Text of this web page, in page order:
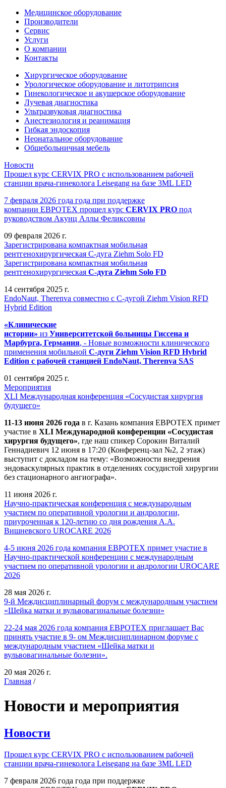
Медицинское оборудование
Производители
Сервис
Услуги
О компании
Контакты
Хирургическое оборудование
Урологическое оборудование и литотрипсия
Гинекологическое и акушерское оборудование
Лучевая диагностика
Ультразвуковая диагностика
Анестезиология и реанимация
Гибкая эндоскопия
Неонатальное оборудование
Общебольничная мебель
Новости
Прошел курс CERVIX PRO с использованием рабочей
станции врача-гинеколога Leisegang на базе 3ML LED
7 февраля 2026 года года при поддержке
компании ЕВРОТЕХ прошел курс CERVIX PRO под
руководством Акунц Аллы Феликсовны
09 февраля 2026 г.
Зарегистрирована компактная мобильная
рентгенохирургическая С-дуга Ziehm Solo FD
Зарегистрирована компактная мобильная
рентгенохирургическая С-дуга Ziehm Solo FD
14 сентября 2025 г.
EndoNaut, Therenva совместно с С-дугой Ziehm Vision RFD
Hybrid Edition
«Клинические
истории» из Университетской больницы Гиссена и
Марбурга, Германия, - Новые возможности клинического
применения мобильной С-дуги Ziehm Vision RFD Hybrid
Edition с рабочей станцией EndoNaut, Therenva SAS
01 сентября 2025 г.
Мероприятия
XLI Международная конференция «Сосудистая хирургия
будущего»
11-13 июня 2026 года в г. Казань компания ЕВРОТЕХ примет
участие в XLI Международной конференции «Сосудистая
хирургия будущего», где наш спикер Сорокин Виталий
Геннадиевич 12 июня в 17:20 (Конференц-зал №2, 2 этаж)
выступит с докладом на тему: «Возможности внедрения
эндоваскулярных практик в отделениях сосудистой хирургии
без стационарного ангиографа».
11 июня 2026 г.
Научно-практическая конференция с международным
участием по оперативной урологии и андрологии,
приуроченная к 120-летию со дня рождения А.А.
Вишневского UROCARE 2026
4-5 июня 2026 года компания ЕВРОТЕХ примет участие в
Научно-практической конференции с международным
участием по оперативной урологии и андрологии UROCARE
2026
28 мая 2026 г.
9-й Междисциплинарный форум с международным участием
«Шейка матки и вульвовагинальные болезни»
22-24 мая 2026 года компания ЕВРОТЕХ приглашает Вас
принять участие в 9- ом Междисциплинарном форуме с
международным участием «Шейка матки и
вульвовагинальные болезни».
20 мая 2026 г.
Главная /
Новости и мероприятия
Новости
Прошел курс CERVIX PRO с использованием рабочей
станции врача-гинеколога Leisegang на базе 3ML LED
7 февраля 2026 года года при поддержке